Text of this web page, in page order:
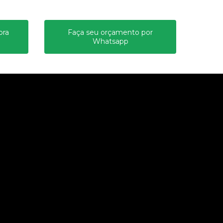
Faça seu orçamento por
Whatsapp